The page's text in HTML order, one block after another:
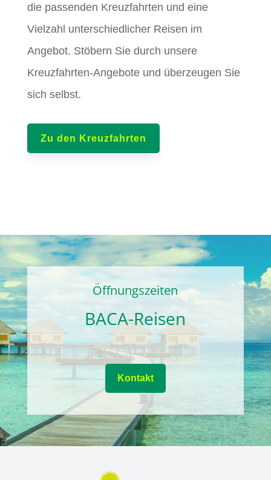
die passenden Kreuzfahrten und eine
Vielzahl unterschiedlicher Reisen im
Angebot. Stöbern Sie durch unsere
Kreuzfahrten-Angebote und überzeugen Sie
sich selbst.
Zu den Kreuzfahrten
Öffnungszeiten
BACA-Reisen
Kontakt